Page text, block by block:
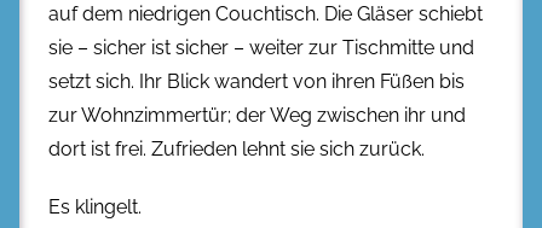
auf dem niedrigen Couchtisch. Die Gläser schiebt
sie – sicher ist sicher – weiter zur Tischmitte und
setzt sich. Ihr Blick wandert von ihren Füßen bis
zur Wohnzimmertür; der Weg zwischen ihr und
dort ist frei. Zufrieden lehnt sie sich zurück.
Es klingelt.